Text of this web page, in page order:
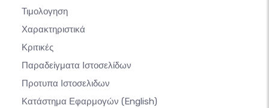
Τιμολογηση
Χαρακτηριστικά
Κριτικές
Παραδείγματα Ιστοσελίδων
Προτυπα Ιστοσελιδων
Κατάστημα Εφαρμογών (English)